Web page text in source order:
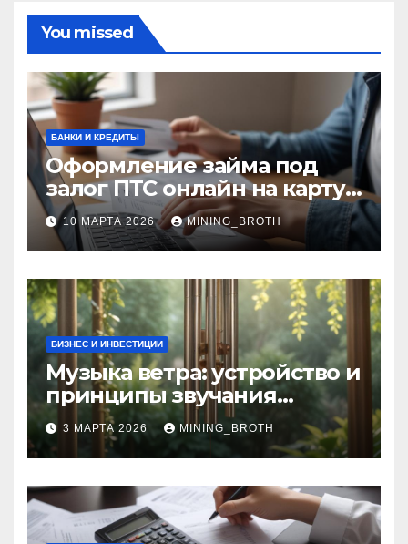
You missed
БАНКИ И КРЕДИТЫ
Оформление займа под
залог ПТС онлайн на карту
без визита в офис: порядок,
требования и документы
10 МАРТА 2026 MINING_BROTH
БИЗНЕС И ИНВЕСТИЦИИ
Музыка ветра: устройство и
принципы звучания
колокольчиков
3 МАРТА 2026 MINING_BROTH